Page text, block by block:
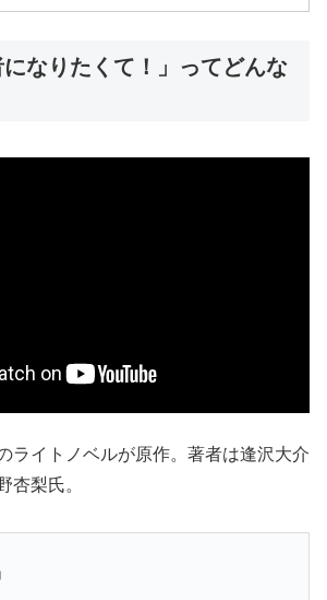
になりたくて！」ってどんな
ライトノベルが原作。著者は逢沢大介
杏梨氏。